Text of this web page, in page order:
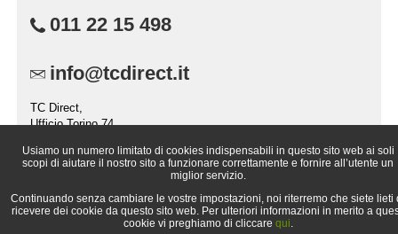
011 22 15 498
info@tcdirect.it
TC Direct,
Ufficio Torino 74,
10151 TORINO (TO),
Italia
Usiamo un numero limitato di cookies indispensabili in questo sito web ai soli
scopi di aiutare il nostro sito a funzionare correttamente e fornire all’utente un
miglior servizio.
Continuando senza cambiare le vostre impostazioni, noi riterremo che siete lieti
ricevere dei cookie da questo sito web. Per ulteriori informazioni in merito a
cookie vi preghiamo di cliccare qui.